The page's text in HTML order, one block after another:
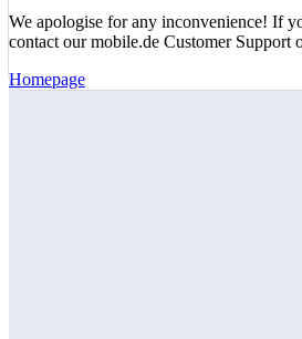
We apologise for any inconvenience! If
contact our mobile.de Customer Support
Homepage